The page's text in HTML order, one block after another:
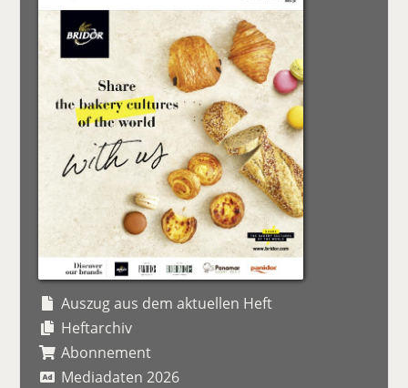
Auszug aus dem aktuellen Heft
Heftarchiv
Abonnement
Mediadaten 2026